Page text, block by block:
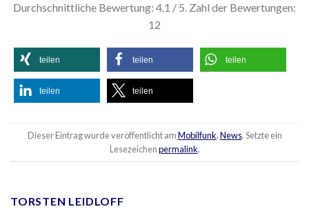
Durchschnittliche Bewertung: 4.1 / 5. Zahl der Bewertungen:
12
teilen teilen teilen
teilen teilen
Dieser Eintrag wurde veröffentlicht amMobilfunk,News. Setzte ein
Lesezeichenpermalink.
TORSTEN LEIDLOFF